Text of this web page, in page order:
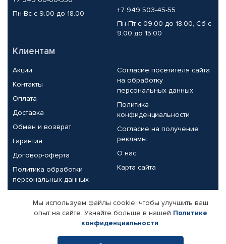
Пн-Вс с 9.00 до 18.00
+7 949 503-45-55
Пн-Пт с 09.00 до 18.00, Сб с
9.00 до 15.00
Клиентам
Акции
Контакты
Оплата
Доставка
Обмен и возврат
Гарантия
Договор-оферта
Политика обработки
персональных данных
Согласие посетителя сайта
на обработку
персональных данных
Политика
конфиденциальности
Согласие на получение
рекламы
О нас
Карта сайта
Партнерам
Корпоративным клиентам
Поставщикам
Реквизиты компании
Мы используем файлы cookie, чтобы улучшить ваш
опыт на сайте. Узнайте больше в нашей Политике
конфиденциальности.